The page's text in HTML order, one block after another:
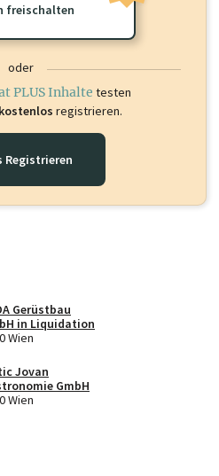
freischalten
oder
PLUS Inhalte testen
kostenlos registrieren.
Registrieren
Gerüstbau
in Liquidation
Wien
Jovan
GmbH
Wien